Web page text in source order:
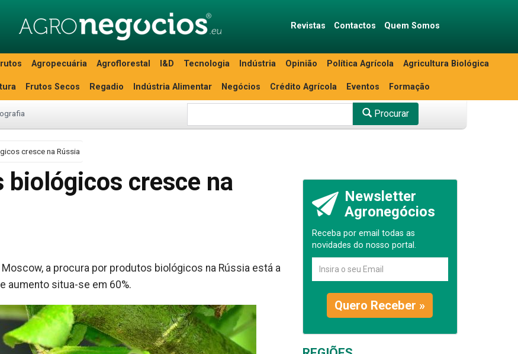
Revistas Contactos Quem Somos
Agropecuária Agroflorestal I&D Tecnologia Indústria Opinião Política Agrícola Agricultura Biológica
Frutos Secos Regadio Indústria Alimentar Negócios Crédito Agrícola Eventos Formação
Procurar
cresce na Rússia
biológicos cresce na
a procura por produtos biológicos na Rússia está a
aumento situa-se em 60%.
Newsletter
Agronegócios
Receba por email todas as
novidades do nosso portal.
Quero Receber »